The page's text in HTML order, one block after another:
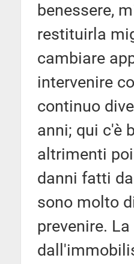
benessere,
restituirla
cambiare
intervenire
continuo
anni; qui c'è
altrimenti
danni fatti
sono molto
prevenire.